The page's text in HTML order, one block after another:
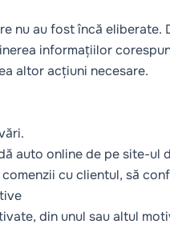
nu au fost încă eliberate.
informațiilor
altor acțiuni necesare.
auto online de pe site-ul
cu clientul, să
din unul sau altul